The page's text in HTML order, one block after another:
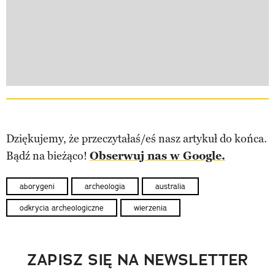
Dziękujemy, że przeczytałaś/eś nasz artykuł do końca.
Bądź na bieżąco! Obserwuj nas w Google.
aborygeni archeologia australia
odkrycia archeologiczne wierzenia
ZAPISZ SIĘ NA NEWSLETTER